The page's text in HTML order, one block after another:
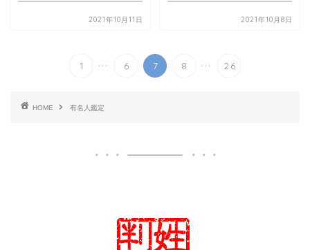
2021年10月11日 2021年10月8日
1 ... 6 7 8 ... 26
HOME 有名人鑑定